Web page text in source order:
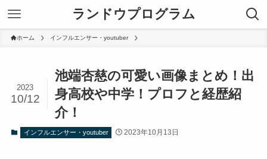
ランドウプログラム
ホーム インフルエンサー・youtuber
池端杏慈の可愛い画像まとめ！出
身高校や中学！プロフと経歴紹
介！
2023
10/12
インフルエンサー・youtuber 2023年10月13日